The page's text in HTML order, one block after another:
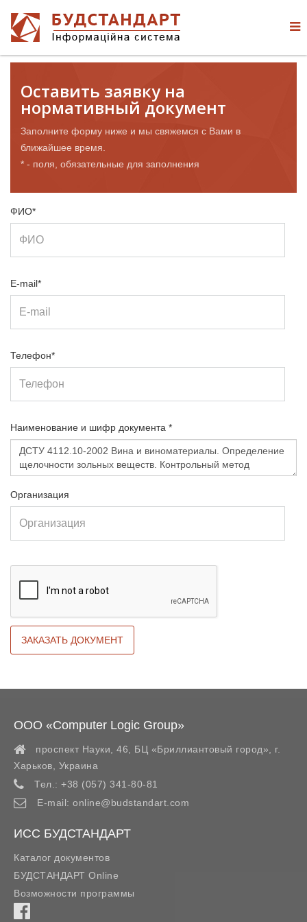
Оставить заявку на
нормативный документ
Заполните форму ниже и мы свяжемся с Вами в
ближайшее время.
* - поля, обязательные для заполнения
ФИО*
E-mail*
Телефон*
Наименование и шифр документа *
Организация
ООО «Computer Logic Group»
проспект Науки, 46, БЦ «Бриллиантовый город»,
г.
Харьков
Украина
Тел.: +38 (057) 341-80-81
E-mail: online@budstandart.com
ИСС БУДСТАНДАРТ
Каталог документов
БУДСТАНДАРТ Online
Возможности программы